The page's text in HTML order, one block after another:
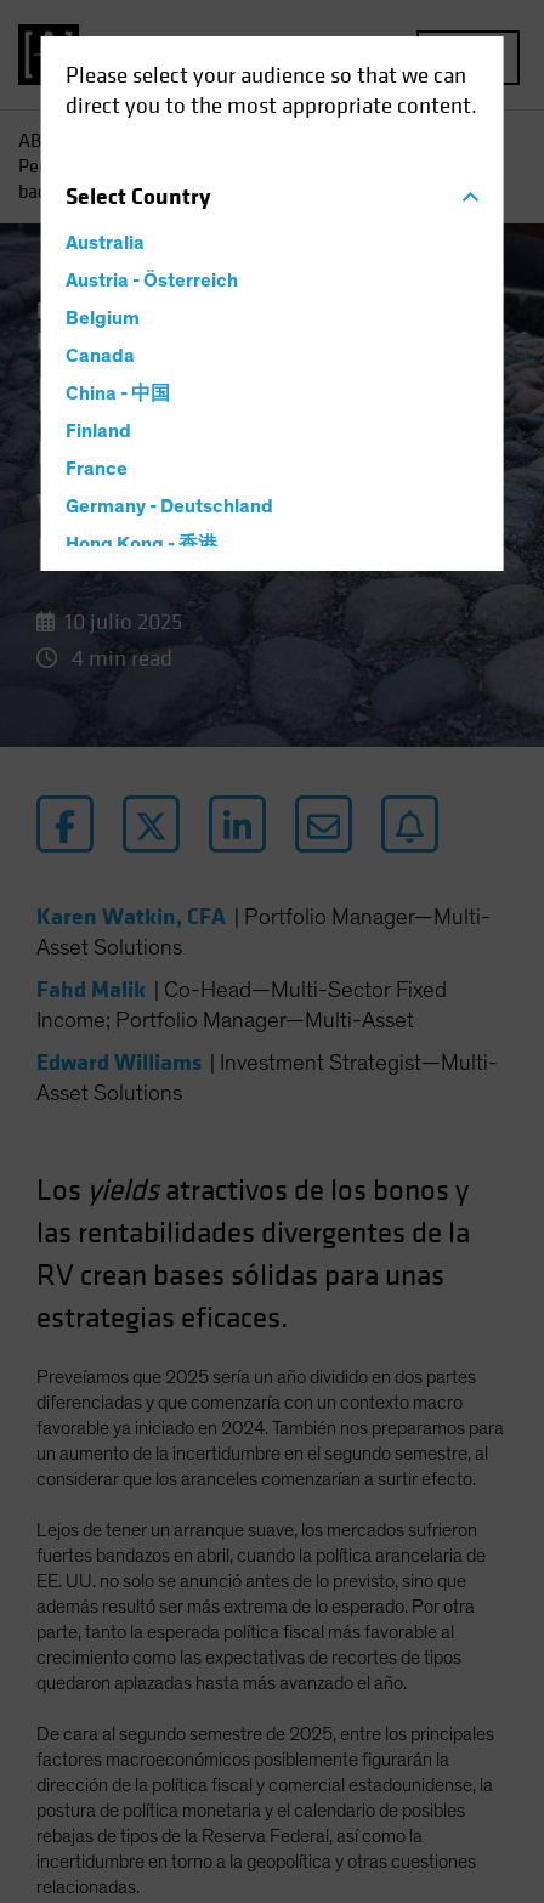
Please select your audience so that we can
direct you to the most appropriate content.
SelectCountry
Australia
Austria - Österreich
Belgium
Canada
China - 中国
Finland
France
Germany - Deutschland
Hong Kong - 香港
Hungary
Iceland
Italy - Italia
Netherlands
New Zealand
Other Asia-Pacific
Poland
Portugal
Singapore
South Korea - 대한민국
Switzerland
Taiwan - 台灣
US (Non-US Citizens/NRC)
AB
Perspectivas para multiactivos: rentas y resiliencia pese a los
baches
Perspectivas
Blog
Perspectivas para
multiactivos: rentas
y resiliencia pese a
los baches
10 julio 2025
4 min read
Karen Watkin, CFA
Portfolio Manager—Multi-
Asset Solutions
Fahd Malik
Co-Head—Multi-Sector Fixed
Income; Portfolio Manager—Multi-Asset
Edward Williams
Investment Strategist—Multi-
Asset Solutions
Los yieldsatractivos de los bonos y
las rentabilidades divergentes de la
RV crean bases sólidas para unas
estrategias eficaces.
Preveíamos que 2025 sería un año dividido en dos partes
diferenciadas y que comenzaría con un contexto macro
favorable ya iniciado en 2024. También nos preparamos para
un aumento de la incertidumbre en el segundo semestre, al
considerar que los aranceles comenzarían a surtir efecto.
Lejos de tener un arranque suave, los mercados sufrieron
fuertes bandazos en abril, cuando la política arancelaria de
EE. UU. no solo se anunció antes de lo previsto, sino que
además resultó ser más extrema de lo esperado. Por otra
parte, tanto la esperada política fiscal más favorable al
crecimiento como las expectativas de recortes de tipos
quedaron aplazadas hasta más avanzado el año.
De cara al segundo semestre de 2025, entre los principales
factores macroeconómicos posiblemente figurarán la
dirección de la política fiscal y comercial estadounidense, la
postura de política monetaria y el calendario de posibles
rebajas de tipos de la Reserva Federal, así como la
incertidumbre en torno a la geopolítica y otras cuestiones
relacionadas.